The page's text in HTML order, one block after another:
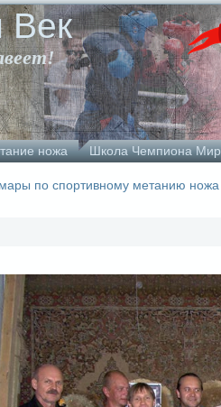
Век
ножа Школа Чемпиона
по спортивному метанию ножа